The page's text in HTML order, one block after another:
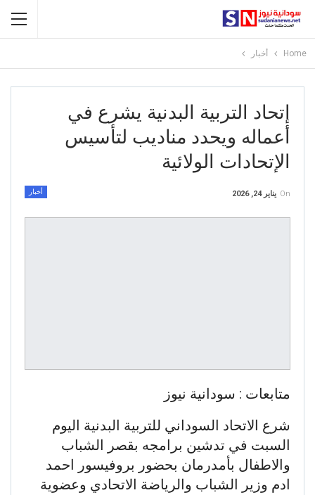
Home أخبار
إتحاد التربية البدنية يشرع في
أعماله ويحدد مناديب لتأسيس
الإتحادات الولائية
أخبار On يناير 24, 2026
متابعات : سودانية نيوز
شرع الاتحاد السوداني للتربية البدنية اليوم
السبت في تدشين برامجه بقصر الشباب
والاطفال بأمدرمان بحضور بروفيسور احمد
ادم وزير الشباب والرياضة الاتحادي وعضوية